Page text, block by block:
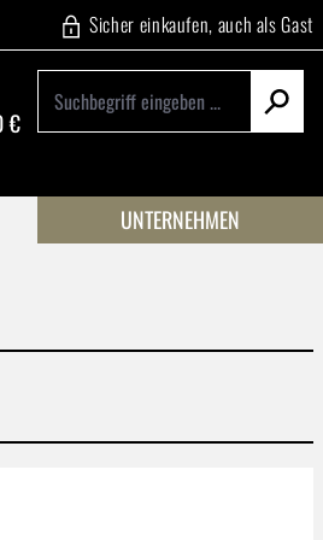
Sicher einkaufen, auch als Gast
€
0 Positionen. Der Gesamtwert
UNTERNEHMEN